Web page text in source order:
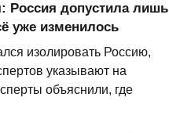
Россия допустила лишь
уже изменилось
изолировать Россию,
указывают на
объяснили, где